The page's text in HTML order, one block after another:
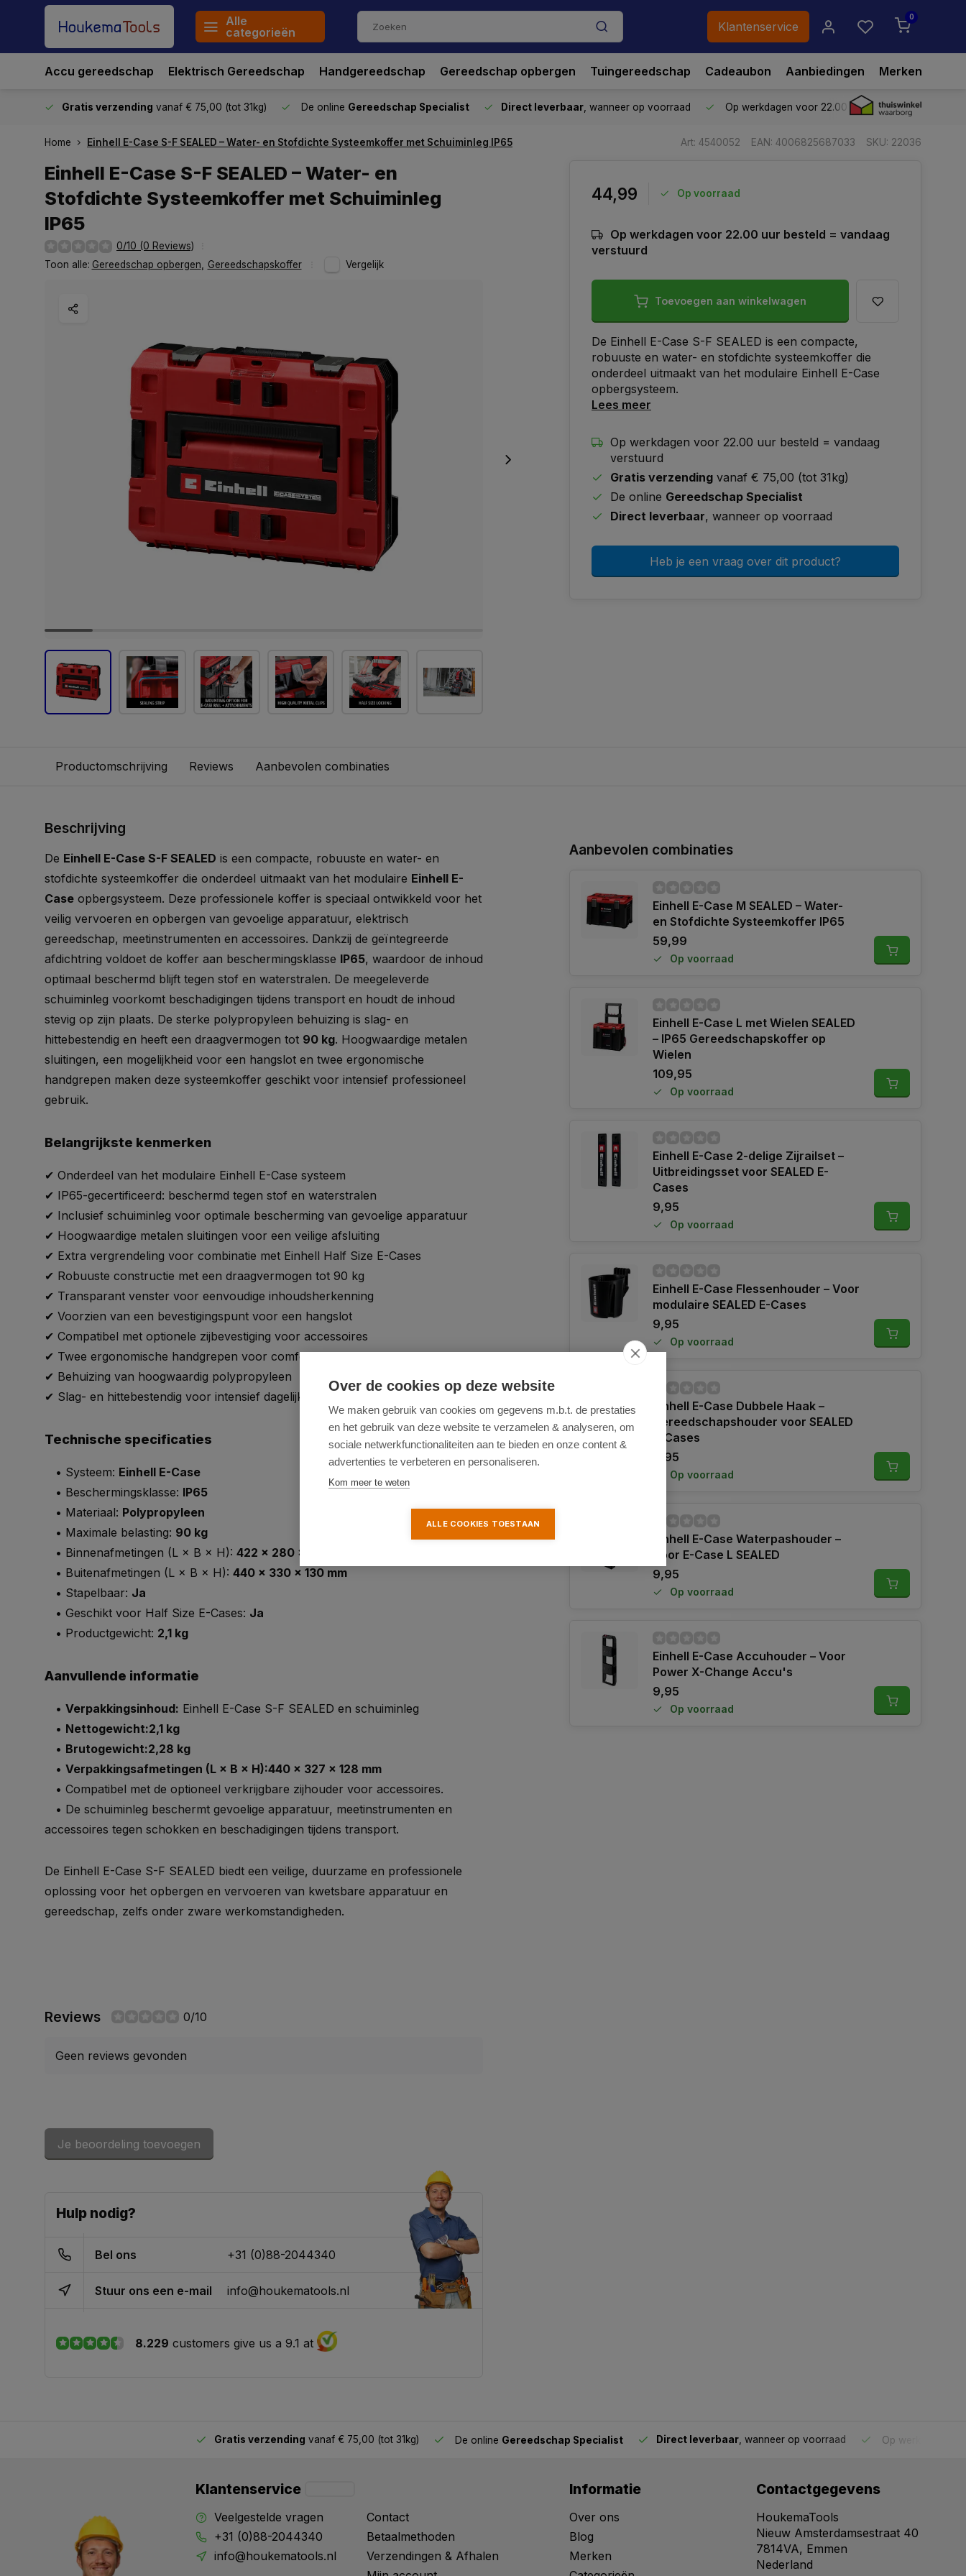
Alle
categorieën
Klantenservice
0
Accu gereedschap Elektrisch Gereedschap Handgereedschap Gereedschap opbergen Tuingereedschap Cadeaubon Aanbiedingen Merken
Gratis verzending vanaf € 75,00 (tot 31kg) De online Gereedschap Specialist Direct leverbaar , wanneer op voorraad Op werkdagen voor 22.00 uur besteld,vandaag
Home Einhell E-Case S-F SEALED – Water- en Stofdichte Systeemkoffer met Schuiminleg IP65 Art: 4540052 EAN: 4006825687033 SKU: 22036
Einhell E-Case S-F SEALED – Water- en
Stofdichte Systeemkoffer met Schuiminleg
IP65
0/10 (0 Reviews)
Toon alle: Gereedschap opbergen Gereedschapskoffer Vergelijk
44,99 Op voorraad
Op werkdagen voor 22.00 uur besteld = vandaag
verstuurd
Toevoegen aan winkelwagen
De Einhell E-Case S-F SEALED is een compacte,
robuuste en water- en stofdichte systeemkoffer die
onderdeel uitmaakt van het modulaire Einhell E-Case
opbergsysteem.
Lees meer
Op werkdagen voor 22.00 uur besteld = vandaag
verstuurd
Gratis verzending vanaf € 75,00 (tot 31kg)
De online Gereedschap Specialist
Direct leverbaar, wanneer op voorraad
Heb je een vraag over dit product?
Productomschrijving Reviews Aanbevolen combinaties
Beschrijving
De Einhell E-Case S-F SEALED is een compacte, robuuste en water- en
stofdichte systeemkoffer die onderdeel uitmaakt van het modulaire Einhell E-
Case opbergsysteem. Deze professionele koffer is speciaal ontwikkeld voor het
veilig vervoeren en opbergen van gevoelige apparatuur, elektrisch
gereedschap, meetinstrumenten en accessoires. Dankzij de geïntegreerde
afdichtring voldoet de koffer aan beschermingsklasse IP65, waardoor de inhoud
optimaal beschermd blijft tegen stof en waterstralen. De meegeleverde
schuiminleg voorkomt beschadigingen tijdens transport en houdt de inhoud
stevig op zijn plaats. De sterke polypropyleen behuizing is slag- en
hittebestendig en heeft een draagvermogen tot 90 kg. Hoogwaardige metalen
sluitingen, een mogelijkheid voor een hangslot en twee ergonomische
handgrepen maken deze systeemkoffer geschikt voor intensief professioneel
gebruik.
Belangrijkste kenmerken
✔ Onderdeel van het modulaire Einhell E-Case systeem
✔ IP65-gecertificeerd: beschermd tegen stof en waterstralen
✔ Inclusief schuiminleg voor optimale bescherming van gevoelige apparatuur
✔ Hoogwaardige metalen sluitingen voor een veilige afsluiting
✔ Extra vergrendeling voor combinatie met Einhell Half Size E-Cases
✔ Robuuste constructie met een draagvermogen tot 90 kg
✔ Transparant venster voor eenvoudige inhoudsherkenning
✔ Voorzien van een bevestigingspunt voor een hangslot
✔ Compatibel met optionele zijbevestiging voor accessoires
✔ Twee ergonomische handgrepen voor comfortabel transport
✔ Behuizing van hoogwaardig polypropyleen
✔ Slag- en hittebestendig voor intensief dagelijks gebruik
Technische specificaties
• Systeem: Einhell E-Case
• Beschermingsklasse: IP65
• Materiaal: Polypropyleen
• Maximale belasting: 90 kg
• Binnenafmetingen (L × B × H): 422 × 280 × 89 mm
• Buitenafmetingen (L × B × H): 440 × 330 × 130 mm
• Stapelbaar: Ja
• Geschikt voor Half Size E-Cases: Ja
• Productgewicht: 2,1 kg
Aanvullende informatie
• Verpakkingsinhoud: Einhell E-Case S-F SEALED en schuiminleg
• Nettogewicht:2,1 kg
• Brutogewicht:2,28 kg
• Verpakkingsafmetingen (L × B × H):440 × 327 × 128 mm
• Compatibel met de optioneel verkrijgbare zijhouder voor accessoires.
• De schuiminleg beschermt gevoelige apparatuur, meetinstrumenten en
accessoires tegen schokken en beschadigingen tijdens transport.
De Einhell E-Case S-F SEALED biedt een veilige, duurzame en professionele
oplossing voor het opbergen en vervoeren van kwetsbare apparatuur en
gereedschap, zelfs onder zware werkomstandigheden.
Reviews 0/10
Geen reviews gevonden
Je beoordeling toevoegen
Hulp nodig?
Bel ons +31 (0)88-2044340
Stuur ons een e-mail info@houkematools.nl
8.229 customers give us a 9.1 at
Aanbevolen combinaties
Einhell E-Case M SEALED – Water-
en Stofdichte Systeemkoffer IP65
59,99
Op voorraad
Einhell E-Case L met Wielen SEALED
– IP65 Gereedschapskoffer op
Wielen
109,95
Op voorraad
Einhell E-Case 2-delige Zijrailset –
Uitbreidingsset voor SEALED E-
Cases
9,95
Op voorraad
Einhell E-Case Flessenhouder – Voor
modulaire SEALED E-Cases
9,95
Op voorraad
Einhell E-Case Dubbele Haak –
Gereedschapshouder voor SEALED
E-Cases
9,95
Op voorraad
Einhell E-Case Waterpashouder –
Voor E-Case L SEALED
9,95
Op voorraad
Einhell E-Case Accuhouder – Voor
Power X-Change Accu's
9,95
Op voorraad
Gratis verzending vanaf € 75,00 (tot 31kg) De online Gereedschap Specialist Direct leverbaar , wanneer op voorraad Op werkdagen
Klantenservice
Veelgestelde vragen
+31 (0)88-2044340
info@houkematools.nl
Contact
Betaalmethoden
Verzendingen & Afhalen
Informatie
Over ons
Blog
Merken
Contactgegevens
HoukemaTools
Nieuw Amsterdamsestraat 40
7814VA, Emmen
Nederland
Over de cookies op deze website
We maken gebruik van cookies om gegevens m.b.t. de prestaties
en het gebruik van deze website te verzamelen & analyseren, om
sociale netwerkfunctionaliteiten aan te bieden en onze content &
advertenties te verbeteren en personaliseren.
Kom meer te weten
ALLE COOKIES TOESTAAN